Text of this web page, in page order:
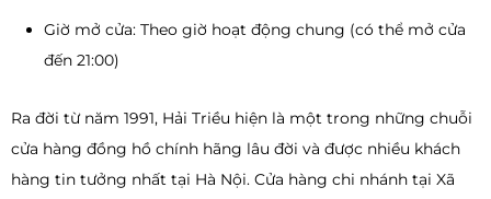
Giờ mở cửa: Theo giờ hoạt động chung (có thể mở cửa
đến 21:00)
Ra đời từ năm 1991, Hải Triều hiện là một trong những chuỗi
cửa hàng đồng hồ chính hãng lâu đời và được nhiều khách
hàng tin tưởng nhất tại Hà Nội. Cửa hàng chi nhánh tại Xã